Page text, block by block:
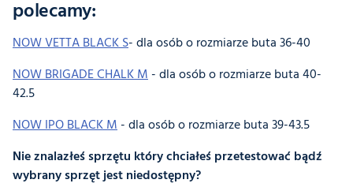
polecamy:
NOW VETTA BLACK S- dla osób o rozmiarze buta 36-40
NOW BRIGADE CHALK M- dla osób o rozmiarze buta 40-
42.5
NOW IPO BLACK M- dla osób o rozmiarze buta 39-43.5
Nie znalazłeś sprzętu który chciałeś przetestować bądź
wybrany sprzęt jest niedostępny?